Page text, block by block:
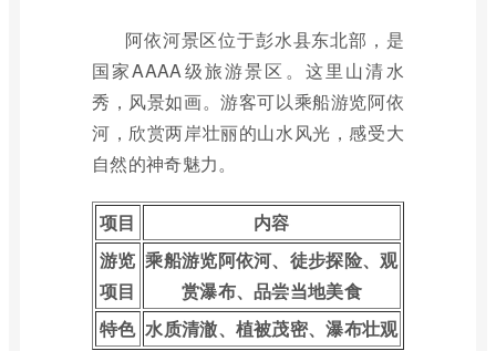
阿依河景区位于彭水县东北部，是
国家AAAA级旅游景区。这里山清水
秀，风景如画。游客可以乘船游览阿依
河，欣赏两岸壮丽的山水风光，感受大
自然的神奇魅力。
项目
内容
游览
项目
乘船游览阿依河、徒步探险、观
赏瀑布、品尝当地美食
特色 水质清澈、植被茂密、瀑布壮观